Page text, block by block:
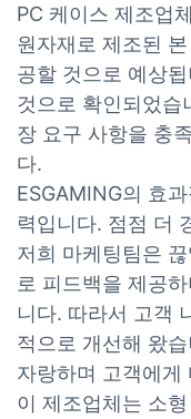
PC 케이스 제조업
원자재로 제조된
공할 것으로 예상
것으로 확인되었습
장 요구 사항을 충
다.
ESGAMING의 효
력입니다. 점점 더
저희 마케팅팀은
로 피드백을 제공
니다. 따라서 고객
적으로 개선해 왔
자랑하며 고객에게
이 제조업체는 소